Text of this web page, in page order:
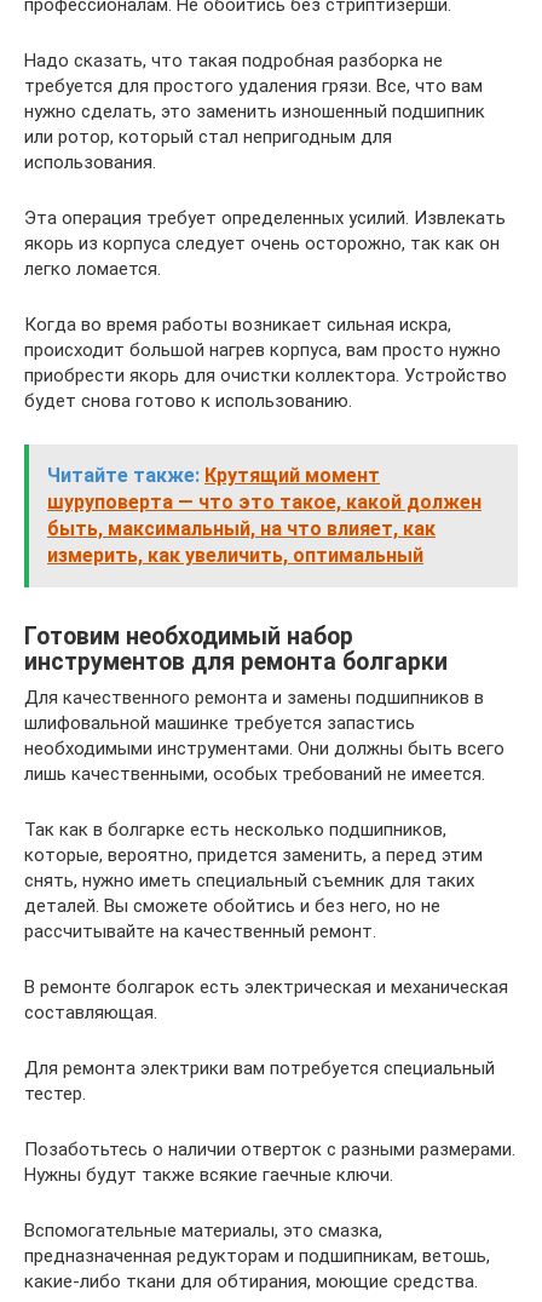
профессионалам. Не обойтись без стриптизерши.
Надо сказать, что такая подробная разборка не
требуется для простого удаления грязи. Все, что вам
нужно сделать, это заменить изношенный подшипник
или ротор, который стал непригодным для
использования.
Эта операция требует определенных усилий. Извлекать
якорь из корпуса следует очень осторожно, так как он
легко ломается.
Когда во время работы возникает сильная искра,
происходит большой нагрев корпуса, вам просто нужно
приобрести якорь для очистки коллектора. Устройство
будет снова готово к использованию.
Читайте также: Крутящий момент
шуруповерта — что это такое, какой должен
быть, максимальный, на что влияет, как
измерить, как увеличить, оптимальный
Готовим необходимый набор
инструментов для ремонта болгарки
Для качественного ремонта и замены подшипников в
шлифовальной машинке требуется запастись
необходимыми инструментами. Они должны быть всего
лишь качественными, особых требований не имеется.
Так как в болгарке есть несколько подшипников,
которые, вероятно, придется заменить, а перед этим
снять, нужно иметь специальный съемник для таких
деталей. Вы сможете обойтись и без него, но не
рассчитывайте на качественный ремонт.
В ремонте болгарок есть электрическая и механическая
составляющая.
Для ремонта электрики вам потребуется специальный
тестер.
Позаботьтесь о наличии отверток с разными размерами.
Нужны будут также всякие гаечные ключи.
Вспомогательные материалы, это смазка,
предназначенная редукторам и подшипникам, ветошь,
какие-либо ткани для обтирания, моющие средства.